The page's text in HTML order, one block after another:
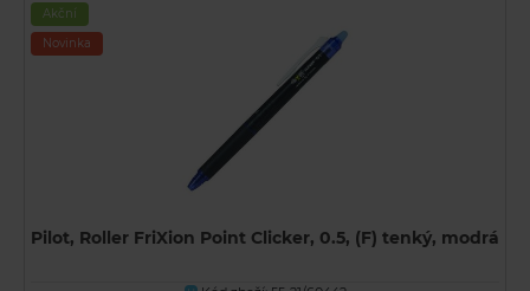
Akční
Novinka
Pilot, Roller FriXion Point Clicker, 0.5, (F) tenký, modrá